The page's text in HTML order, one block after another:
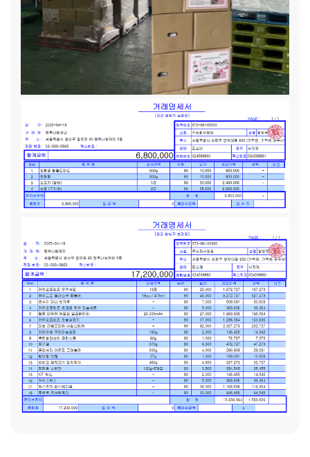
야 합니다. 그러다 보니 학습 준비물이나 새 학기 필요 물품을
미처 챙기지 못하는 경우가 많습니다. 아이의 학업과 생활을 세
심하게 돌보고 싶어도 현실적인 한계에 부딪힙니다. 이번 청소
년 ‘든든한 첫걸음’ 키트를 신청한 가족들의 사연을 살펴볼까
[민지(가명) / (기초생활수급 가정, 7인 가구)]:
민지(가
명)이는 다섯 남매 중 하나로, 두 부모님 모두 중환으로 경제 활
동이 어렵습니다. 어렸을 때부터 어려운 가정 환경 생활이 익숙
해진 민지는 자연스럽게 언니의 교복을 물려받습니다. 다른 가
정의 아이라면 입이 삐쭉 나왔을 만한 일인데도 민지는 불평 한
마디 없이 당연한 듯이 언니, 오빠의 물품을 물려받았습니다.
[은성(가명) / (기초생활수급 가정, 1인 가구)]:은성(가명)이
는 기초생활수급 가구로 가정에서 분리되어 시설에서 생활 중
아니지만 시설에서 또래 친구들과 선생님의 보살핌 속에서 안
정을 찾아가며 생활 중입니다. 은성(가명)이가 학교에서도 잘
적응할 수 있도록 지원하고자 합니다.[은우(가명) / (기초생활
수급 가정, 7인 가구)]:은우(가명)는 한부모 가정으로 아버지
와 6남매가 생활 중입니다. 아버지는 정기적인 일자리를 구하
지 못해, 일용직으로 경제활동을 지속 중에 있습니다. 6남매 중
장애가 있는 형제가 있으며, 제일 어린 형제는 초등학생입니다.
아버지의 수입만으로 7명이 생활하기에는 어려운 상황으로 고
등학생인 형제가 아르바이트를 병행하며 생계를 책임지고 있습
니다.[승우(가명) / (한부모가정, 4인 가구)]:한부모 가정으
로 엄마가 생계를 책임지고 있습니다. 직장을 잃은 이후로 새